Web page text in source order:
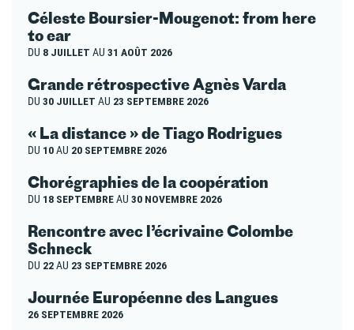
Céleste Boursier-Mougenot: from here
to ear
DU 8 JUILLET AU 31 AOÛT 2026
Grande rétrospective Agnès Varda
DU 30 JUILLET AU 23 SEPTEMBRE 2026
« La distance » de Tiago Rodrigues
DU 10AU 20 SEPTEMBRE 2026
Chorégraphies de la coopération
DU 18 SEPTEMBREAU 30 NOVEMBRE 2026
Rencontre avec l’écrivaine Colombe
Schneck
DU 22AU 23 SEPTEMBRE 2026
Journée Européenne des Langues
26 SEPTEMBRE 2026